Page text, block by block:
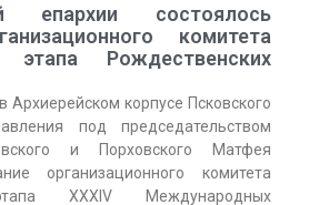
епархии состоялось
комитета
этапа Рождественских
Архиерейском корпусе Псковского
под председательством
и Порховского Матфея
организационного комитета
XXXIV Международных